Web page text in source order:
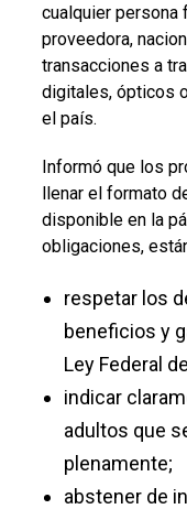
cualquier persona
proveedora,
transacciones a
digitales, ópticos
el país.
Informó que los
llenar el formato
disponible en la
obligaciones,
respetar los
beneficios y
Ley Federal
indicar
adultos que
plenamente;
abstener de